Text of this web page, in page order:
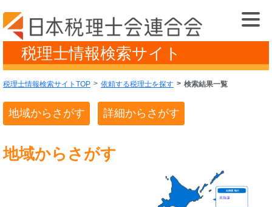
税理士情報検索サイト
税理士情報検索サイトTOP 依頼する税理士を探す 検索結果一覧
地域からさがす 詳細からさがす
地域からさがす